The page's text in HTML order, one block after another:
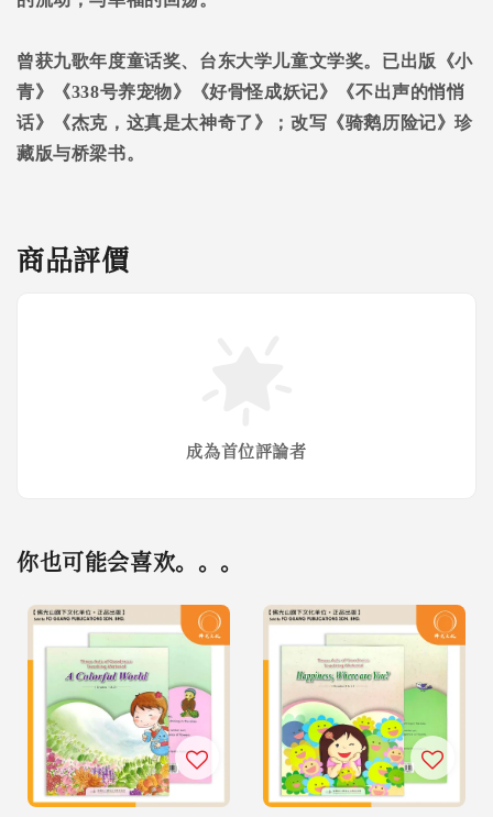
曾获九歌年度童话奖、台东大学儿童文学奖。已出版《小
青》《338号养宠物》《好骨怪成妖记》《不出声的悄悄
话》《杰克，这真是太神奇了》；改写《骑鹅历险记》珍
藏版与桥梁书。
商品評價
成為首位評論者
你也可能会喜欢。。。